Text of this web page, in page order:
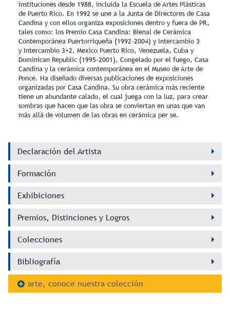
instituciones desde 1988, incluida la Escuela de Artes Plásticas
de Puerto Rico. En 1992 se une a la Junta de Directores de Casa
Candina y con ellos organiza exposiciones dentro y fuera de PR,
tales como: los Premio Casa Candina: Bienal de Cerámica
Contemporánea Puertorriqueña (1992-2004) y Intercambio 3
y Intercambio 3+2, Mexico Puerto Rico, Venezuela, Cuba y
Dominican Republic (1995-2001), Congelado por el fuego, Casa
Candina y la cerámica contemporánea en el Museo de Arte de
Ponce. Ha diseñado diversas publicaciones de exposiciones
organizadas por Casa Candina. Su obra cerámica más reciente
tiene un abundante calado, el cual juega con la luz, para crear
sombras que hacen que las obra se conviertan en unas que van
más allá de volumen de las obras en cerámica per se.
Declaración del Artista
Formación
Exhibiciones
Premios, Distinciones y Logros
Colecciones
Bibliografía
arte, conoce nuestra colección